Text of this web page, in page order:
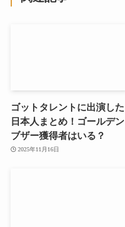
ゴットタレントに出演した
日本人まとめ！ゴールデン
ブザー獲得者はいる？
2025年11月16日